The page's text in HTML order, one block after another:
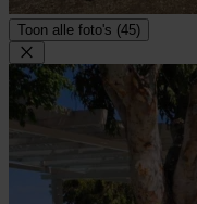
Toon alle foto's (45)